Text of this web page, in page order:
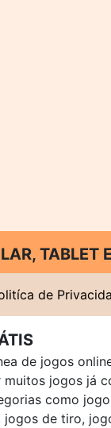
TABLET
de
de jogos
jogos já
como
jogos de tiro,